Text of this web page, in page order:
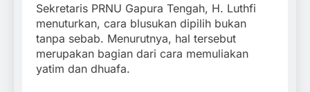
Sekretaris PRNU Gapura Tengah, H. Luthfi
menuturkan, cara blusukan dipilih bukan
tanpa sebab. Menurutnya, hal tersebut
merupakan bagian dari cara memuliakan
yatim dan dhuafa.